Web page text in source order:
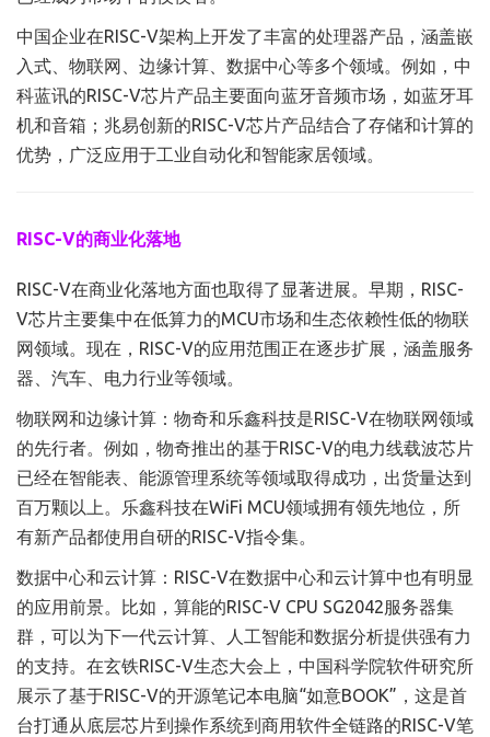
中国企业在RISC-V架构上开发了丰富的处理器产品，涵盖嵌
入式、物联网、边缘计算、数据中心等多个领域。例如，中
科蓝讯的RISC-V芯片产品主要面向蓝牙音频市场，如蓝牙耳
机和音箱；兆易创新的RISC-V芯片产品结合了存储和计算的
优势，广泛应用于工业自动化和智能家居领域。
RISC-V的商业化落地
RISC-V在商业化落地方面也取得了显著进展。早期，RISC-
V芯片主要集中在低算力的MCU市场和生态依赖性低的物联
网领域。现在，RISC-V的应用范围正在逐步扩展，涵盖服务
器、汽车、电力行业等领域。
物联网和边缘计算：物奇和乐鑫科技是RISC-V在物联网领域
的先行者。例如，物奇推出的基于RISC-V的电力线载波芯片
已经在智能表、能源管理系统等领域取得成功，出货量达到
百万颗以上。乐鑫科技在WiFi MCU领域拥有领先地位，所
有新产品都使用自研的RISC-V指令集。
数据中心和云计算：RISC-V在数据中心和云计算中也有明显
的应用前景。比如，算能的RISC-V CPU SG2042服务器集
群，可以为下一代云计算、人工智能和数据分析提供强有力
的支持。在玄铁RISC-V生态大会上，中国科学院软件研究所
展示了基于RISC-V的开源笔记本电脑“如意BOOK”，这是首
台打通从底层芯片到操作系统到商用软件全链路的RISC-V笔